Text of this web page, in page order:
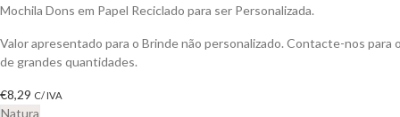
Mochila Dons em Papel Reciclado para ser Personalizada.
Valor apresentado para o Brinde não personalizado. Contacte-nos
de grandes quantidades.
€8,29 C/ IVA
Natura